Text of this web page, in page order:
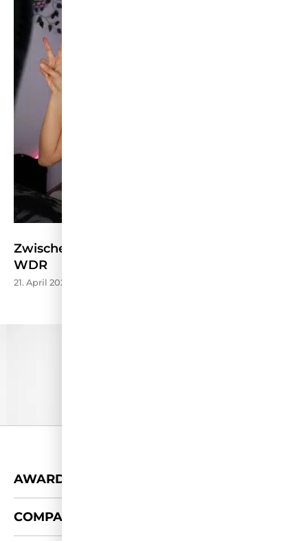
Zwischen Stream und Schule – Kölner Treff
WDR
21. April 2026
AWARDS
COMPANY